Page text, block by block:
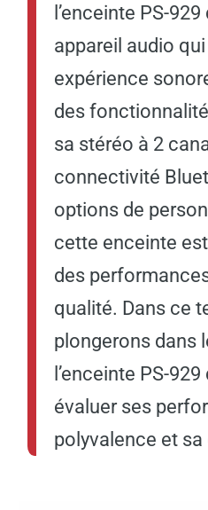
l’enceinte PS-
appareil audio
expérience
des
sa stéréo à 2
connectivité
options de
cette enceinte
des
qualité. Dans ce
plongerons dans
l’enceinte PS-
évaluer ses
polyvalence et